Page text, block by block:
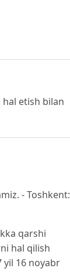
etish bilan
- Toshkent:
qarshi
hal qilish
yil 16 noyabr